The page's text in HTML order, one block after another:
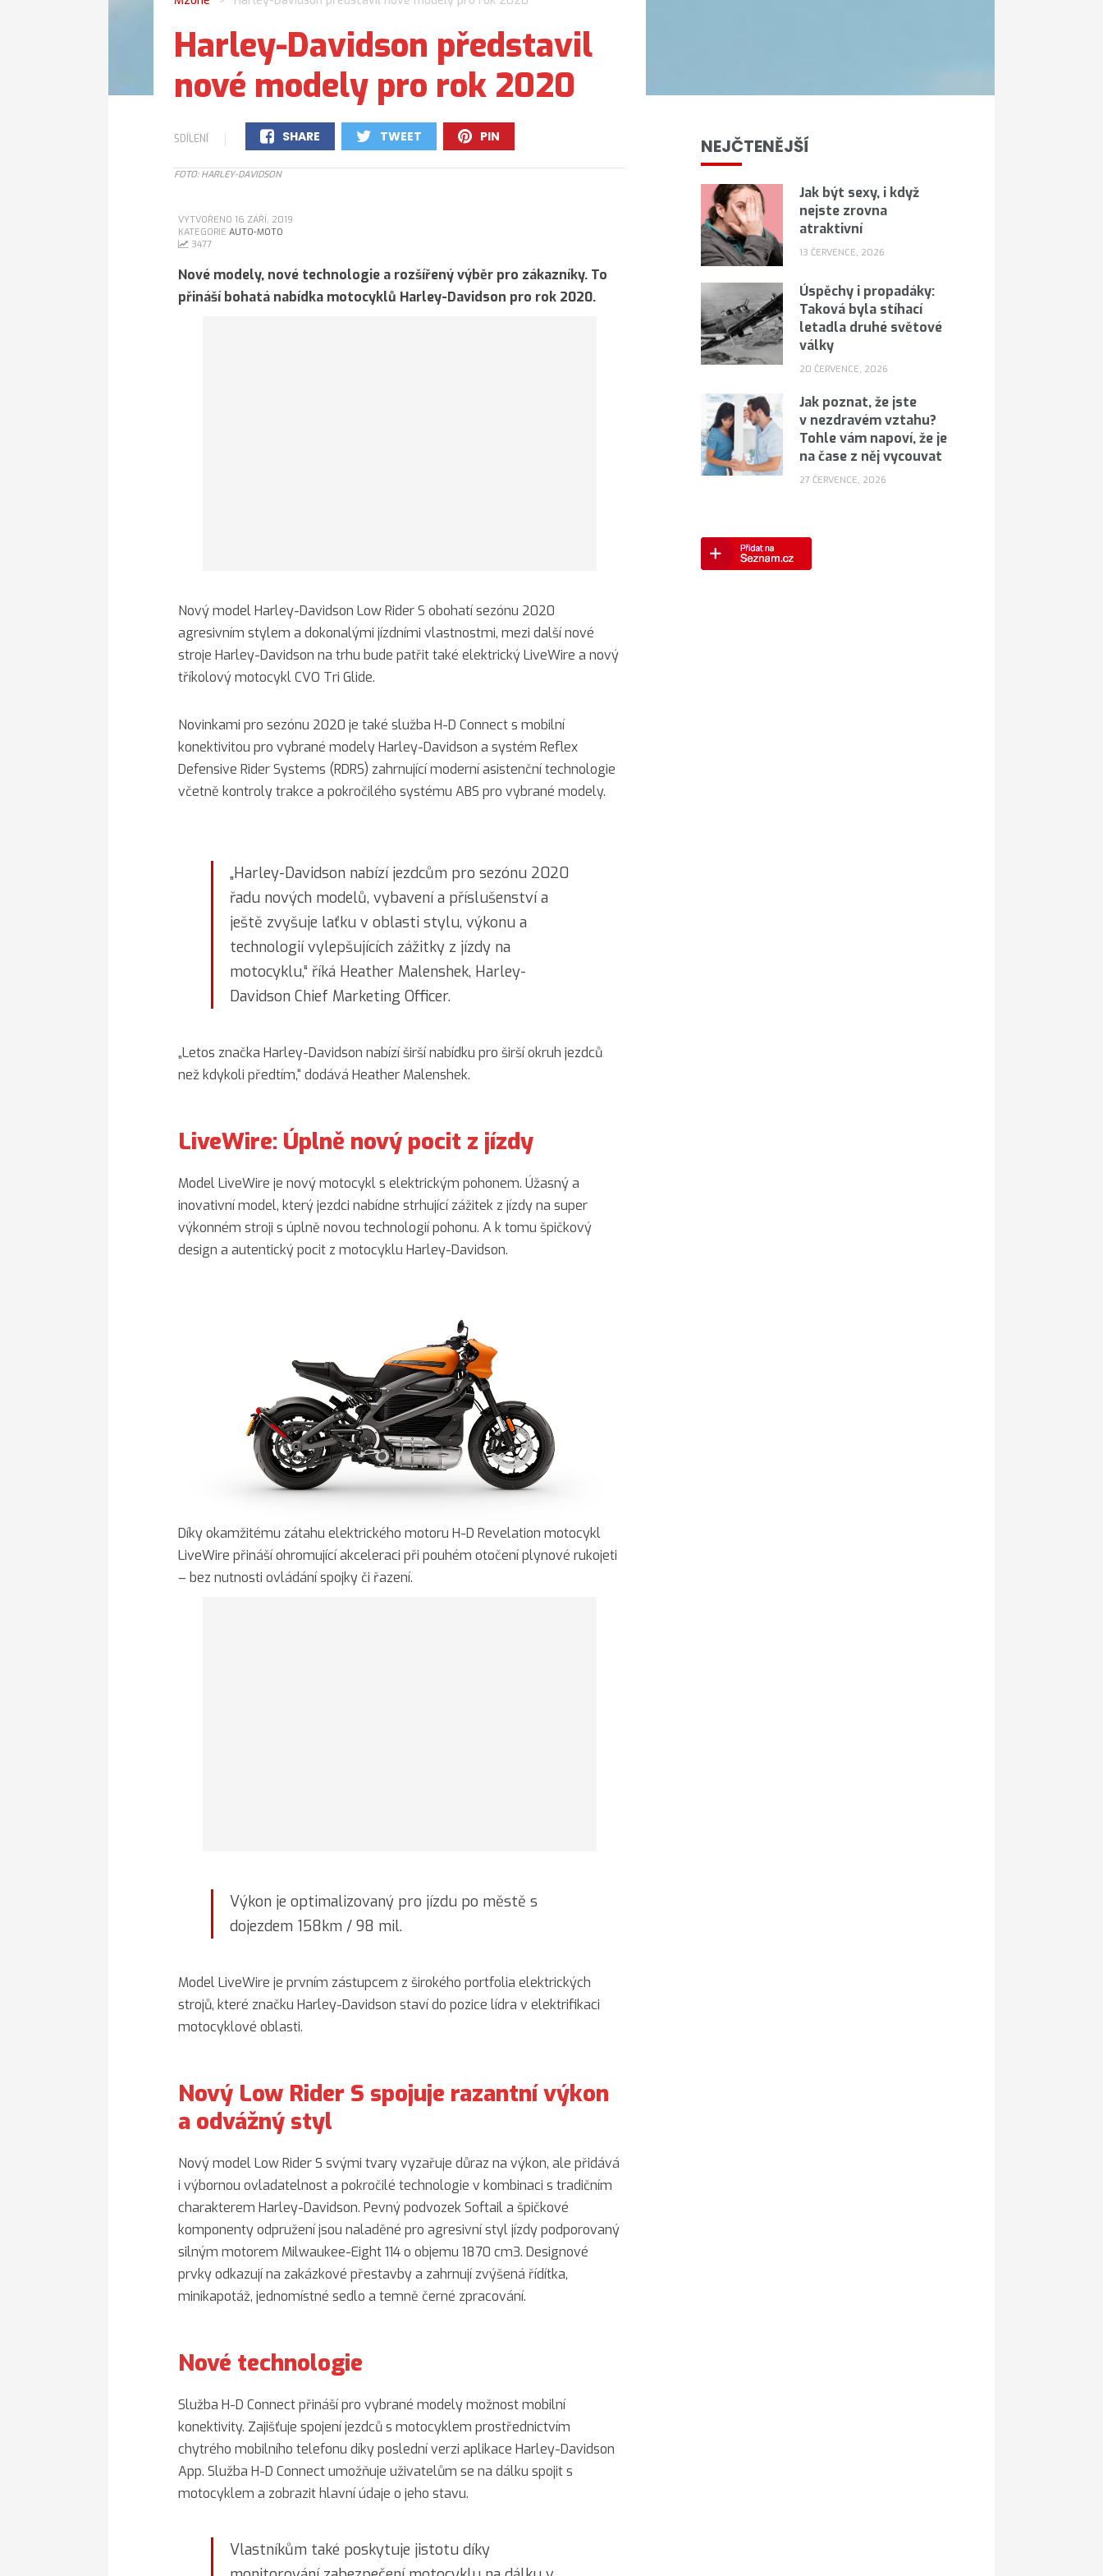
Harley-Davidson představil
nové modely pro rok 2020
SDÍLENÍ
SHARE
0
TWEET
0
PIN
0
FOTO: HARLEY-DAVIDSON
VYTVOŘENO 16 ZÁŘÍ, 2019
KATEGORIE AUTO-MOTO
3477
Nové modely, nové technologie a rozšířený výběr pro zákazníky. To
přináší bohatá nabídka motocyklů Harley-Davidson pro rok 2020.
Nový model Harley-Davidson Low Rider S obohatí sezónu 2020
agresivním stylem a dokonalými jízdními vlastnostmi, mezi další nové
stroje Harley-Davidson na trhu bude patřit také elektrický LiveWire a nový
tříkolový motocykl CVO Tri Glide.
Novinkami pro sezónu 2020 je také služba H-D Connect s mobilní
konektivitou pro vybrané modely Harley-Davidson a systém Reflex
Defensive Rider Systems (RDRS) zahrnující moderní asistenční technologie
včetně kontroly trakce a pokročilého systému ABS pro vybrané modely.
„Harley-Davidson nabízí jezdcům pro sezónu 2020
řadu nových modelů, vybavení a příslušenství a
ještě zvyšuje laťku v oblasti stylu, výkonu a
technologií vylepšujících zážitky z jízdy na
motocyklu,“ říká Heather Malenshek, Harley-
Davidson Chief Marketing Officer.
„Letos značka Harley-Davidson nabízí širší nabídku pro širší okruh jezdců
než kdykoli předtím,“ dodává Heather Malenshek.
LiveWire: Úplně nový pocit z jízdy
Model LiveWire je nový motocykl s elektrickým pohonem. Úžasný a
inovativní model, který jezdci nabídne strhující zážitek z jízdy na super
výkonném stroji s úplně novou technologií pohonu. A k tomu špičkový
design a autentický pocit z motocyklu Harley-Davidson.
Díky okamžitému zátahu elektrického motoru H-D Revelation motocykl
LiveWire přináší ohromující akceleraci při pouhém otočení plynové rukojeti
– bez nutnosti ovládání spojky či řazení.
Výkon je optimalizovaný pro jízdu po městě s
dojezdem 158km / 98 mil.
Model LiveWire je prvním zástupcem z širokého portfolia elektrických
strojů, které značku Harley-Davidson staví do pozice lídra v elektrifikaci
motocyklové oblasti.
Nový Low Rider S spojuje razantní výkon
a odvážný styl
Nový model Low Rider S svými tvary vyzařuje důraz na výkon, ale přidává
i výbornou ovladatelnost a pokročilé technologie v kombinaci s tradičním
charakterem Harley-Davidson. Pevný podvozek Softail a špičkové
komponenty odpružení jsou naladěné pro agresivní styl jízdy podporovaný
silným motorem Milwaukee-Eight 114 o objemu 1870 cm3. Designové
prvky odkazují na zakázkové přestavby a zahrnují zvýšená řídítka,
minikapotáž, jednomístné sedlo a temně černé zpracování.
Nové technologie
Služba H-D Connect přináší pro vybrané modely možnost mobilní
konektivity. Zajišťuje spojení jezdců s motocyklem prostřednictvím
chytrého mobilního telefonu díky poslední verzi aplikace Harley-Davidson
App. Služba H-D Connect umožňuje uživatelům se na dálku spojit s
motocyklem a zobrazit hlavní údaje o jeho stavu.
Vlastníkům také poskytuje jistotu díky
NEJČTENĚJŠÍ
Jak být sexy, i když
nejste zrovna
atraktivní
13 ČERVENCE, 2026
Úspěchy i propadáky:
Taková byla stíhací
letadla druhé světové
války
20 ČERVENCE, 2026
Jak poznat, že jste
v nezdravém vztahu?
Tohle vám napoví, že je
na čase z něj vycouvat
27 ČERVENCE, 2026